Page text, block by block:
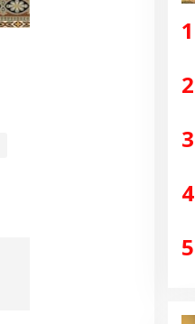
1
2
3
4
5